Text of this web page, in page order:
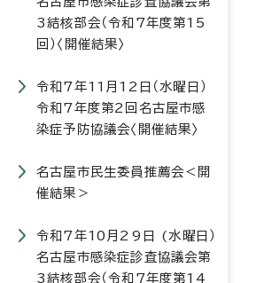
3結核部会（令和7年度第15
回）〈開催結果〉
令和7年11月12日（水曜日）
令和7年度第2回名古屋市感
染症予防協議会〈開催結果〉
名古屋市民生委員推薦会＜開
催結果＞
令和7年10月29日 (水曜日）
名古屋市感染症診査協議会第
3結核部会（令和7年度第14